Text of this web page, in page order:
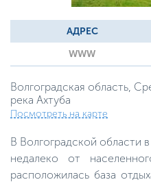
АДРЕС
WWW
Волгоградская область,
река Ахтуба
Посмотреть на карте
В Волгоградской области
недалеко от
расположилась база